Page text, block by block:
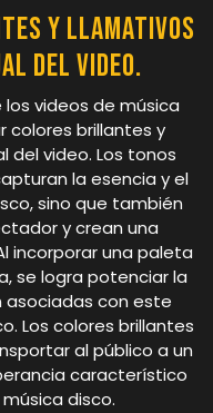
y llamativos
del video.
videos de música
colores brillantes y
del video. Los tonos
la esencia y el
sino que también
y crean una
incorporar una paleta
se logra potenciar la
asociadas con este
Los colores brillantes
al público a un
característico
disco.